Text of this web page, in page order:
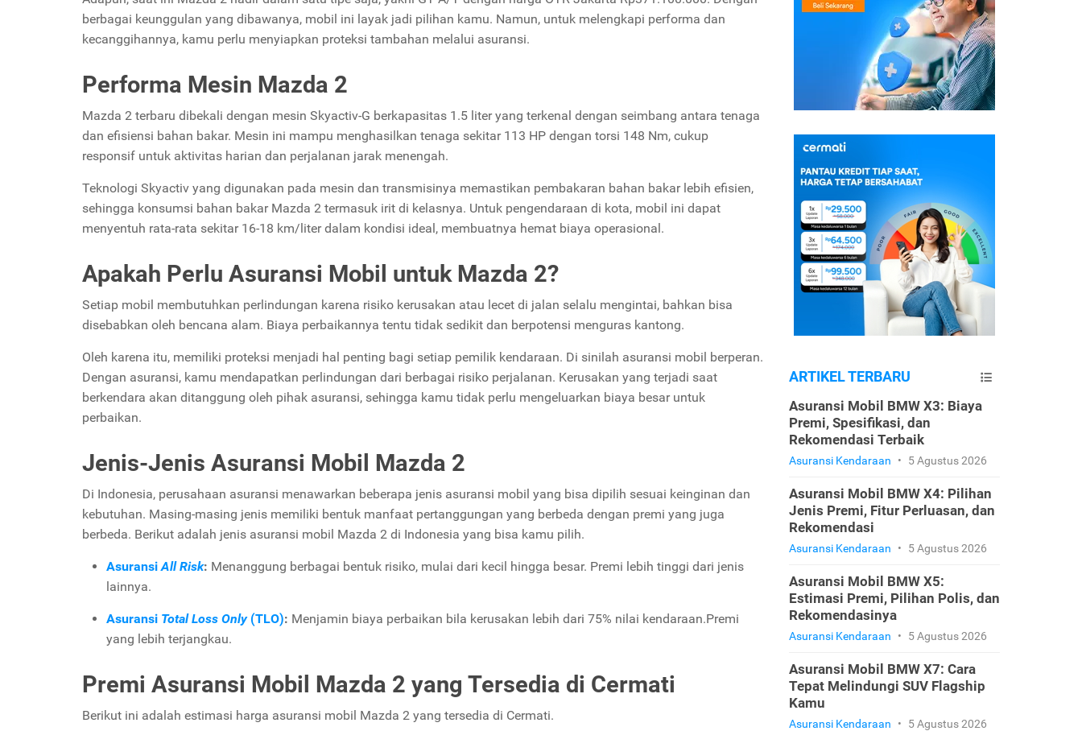
berbagai keunggulan yang dibawanya, mobil ini layak jadi pilihan kamu. Namun, untuk melengkapi performa dan
kecanggihannya, kamu perlu menyiapkan proteksi tambahan melalui asuransi.
Performa Mesin Mazda 2
Mazda 2 terbaru dibekali dengan mesin Skyactiv-G berkapasitas 1.5 liter yang terkenal dengan seimbang antara tenaga
dan efisiensi bahan bakar. Mesin ini mampu menghasilkan tenaga sekitar 113 HP dengan torsi 148 Nm, cukup
responsif untuk aktivitas harian dan perjalanan jarak menengah.
Teknologi Skyactiv yang digunakan pada mesin dan transmisinya memastikan pembakaran bahan bakar lebih efisien,
sehingga konsumsi bahan bakar Mazda 2 termasuk irit di kelasnya. Untuk pengendaraan di kota, mobil ini dapat
menyentuh rata-rata sekitar 16-18 km/liter dalam kondisi ideal, membuatnya hemat biaya operasional.
Apakah Perlu Asuransi Mobil untuk Mazda 2?
Setiap mobil membutuhkan perlindungan karena risiko kerusakan atau lecet di jalan selalu mengintai, bahkan bisa
disebabkan oleh bencana alam. Biaya perbaikannya tentu tidak sedikit dan berpotensi menguras kantong.
Oleh karena itu, memiliki proteksi menjadi hal penting bagi setiap pemilik kendaraan. Di sinilah asuransi mobil berperan.
Dengan asuransi, kamu mendapatkan perlindungan dari berbagai risiko perjalanan. Kerusakan yang terjadi saat
berkendara akan ditanggung oleh pihak asuransi, sehingga kamu tidak perlu mengeluarkan biaya besar untuk
perbaikan.
Jenis-Jenis Asuransi Mobil Mazda 2
Di Indonesia, perusahaan asuransi menawarkan beberapa jenis asuransi mobil yang bisa dipilih sesuai keinginan dan
kebutuhan. Masing-masing jenis memiliki bentuk manfaat pertanggungan yang berbeda dengan premi yang juga
berbeda. Berikut adalah jenis asuransi mobil Mazda 2 di Indonesia yang bisa kamu pilih.
AsuransiAll Risk: Menanggung berbagai bentuk risiko, mulai dari kecil hingga besar. Premi lebih tinggi dari jenis
lainnya.
Asuransi Total Loss Only(TLO): Menjamin biaya perbaikan bila kerusakan lebih dari 75% nilai kendaraan.Premi
yang lebih terjangkau.
Premi Asuransi Mobil Mazda 2 yang Tersedia di Cermati
Berikut ini adalah estimasi harga asuransi mobil Mazda 2 yang tersedia di Cermati.
ARTIKEL TERBARU
Asuransi Mobil BMW X3: Biaya
Premi, Spesifikasi, dan
Rekomendasi Terbaik
Asuransi Kendaraan • 5 Agustus 2026
Asuransi Mobil BMW X4: Pilihan
Jenis Premi, Fitur Perluasan, dan
Rekomendasi
Asuransi Kendaraan • 5 Agustus 2026
Asuransi Mobil BMW X5:
Estimasi Premi, Pilihan Polis, dan
Rekomendasinya
Asuransi Kendaraan • 5 Agustus 2026
Asuransi Mobil BMW X7: Cara
Tepat Melindungi SUV Flagship
Kamu
Asuransi Kendaraan • 5 Agustus 2026